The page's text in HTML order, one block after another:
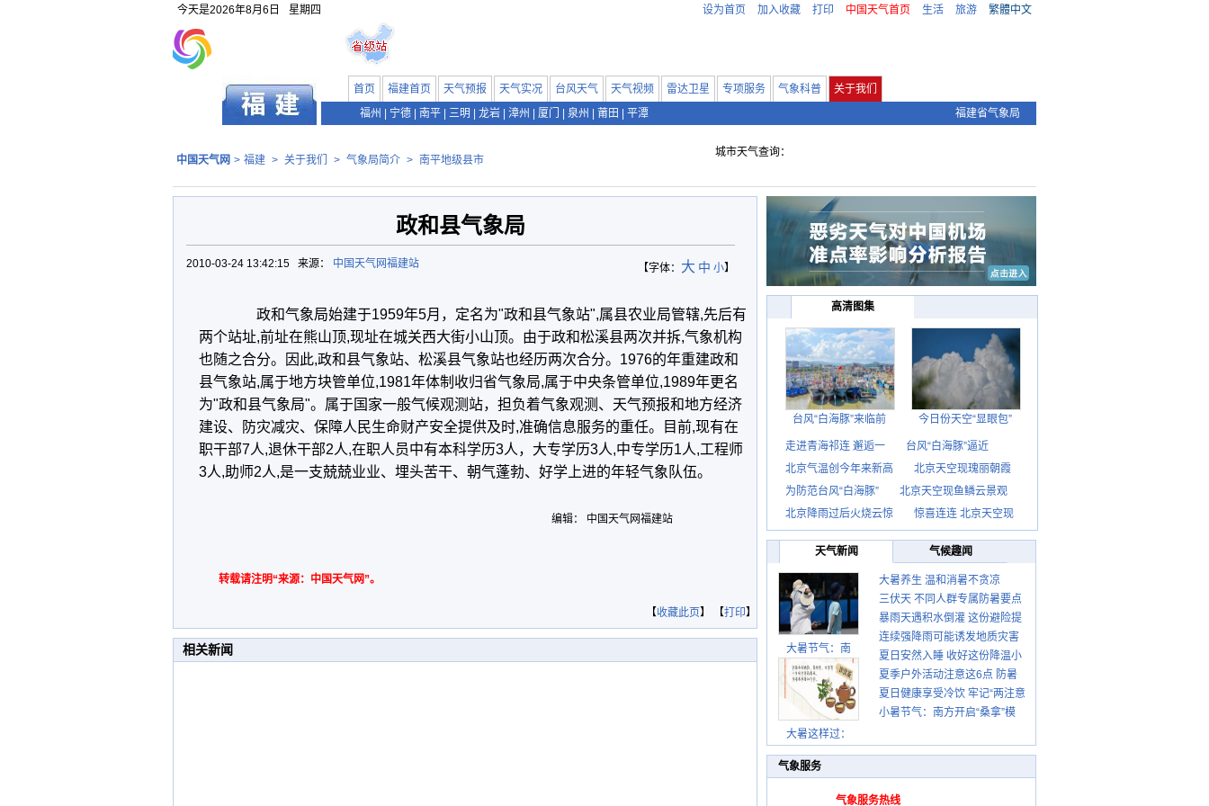
今天是2026年8月6日 星期四 设为首页 加入收藏 打印 中国天气首页 生活 旅游 繁體中文
首页 福建首页 天气预报 天气实况 台风天气 天气视频 雷达卫星 专项服务 气象科普
关于我们
福州
宁德 南平 三明 龙岩 漳州 厦门 泉州 莆田 平潭 福建省气象局
中国天气网 > 福建 > 关于我们 > 气象局简介 > 南平地级县市
城市天气查询：
政和县气象局
【字体： 大 中 小】
2010-03-24 13:42:15 来源： 中国天气网福建站
政和气象局始建于1959年5月，定名为"政和县气象站",属县农业局管辖,先后有
两个站址,前址在熊山顶,现址在城关西大街小山顶。由于政和松溪县两次并拆,气象机构
也随之合分。因此,政和县气象站、松溪县气象站也经历两次合分。1976的年重建政和
县气象站,属于地方块管单位,1981年体制收归省气象局,属于中央条管单位,1989年更名
为"政和县气象局"。属于国家一般气候观测站，担负着气象观测、天气预报和地方经济
建设、防灾减灾、保障人民生命财产安全提供及时,准确信息服务的重任。目前,现有在
职干部7人,退休干部2人,在职人员中有本科学历3人，大专学历3人,中专学历1人,工程师
3人,助师2人,是一支兢兢业业、埋头苦干、朝气蓬勃、好学上进的年轻气象队伍。
编辑： 中国天气网福建站
转载请注明“来源：中国天气网”。
【收藏此页】 【打印】
相关新闻
高清图集
台风“白海豚”来临前 今日份天空“显眼包”
走进青海祁连 邂逅一
台风“白海豚”逼近
北京气温创今年来新高
北京天空现瑰丽朝霞
为防范台风“白海豚”
北京天空现鱼鳞云景观
北京降雨过后火烧云惊
惊喜连连 北京天空现
天气新闻 气候趣闻
大暑节气：南
大暑这样过：
大暑养生 温和消暑不贪凉
三伏天 不同人群专属防暑要点
请收好
暴雨天遇积水倒灌 这份避险提
示请收好
连续强降雨可能诱发地质灾害
这些前兆要知道
夏日安然入睡 收好这份降温小
贴士
夏季户外活动注意这6点 防暑
健身两不误
夏日健康享受冷饮 牢记“两注意
一控制”
小暑节气：南方开启“桑拿”模
气象服务
气象服务热线